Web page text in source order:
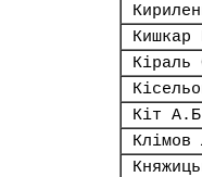
Кіт